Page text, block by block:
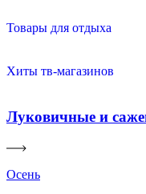
Товары для отдыха
Хиты тв-магазинов
Луковичные и
Осень